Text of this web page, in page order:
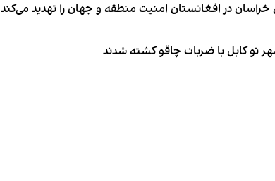
در افغانستان امنیت منطقه و جهان را تهدید می‌کند
نو کابل با ضربات چاقو کشته شدند